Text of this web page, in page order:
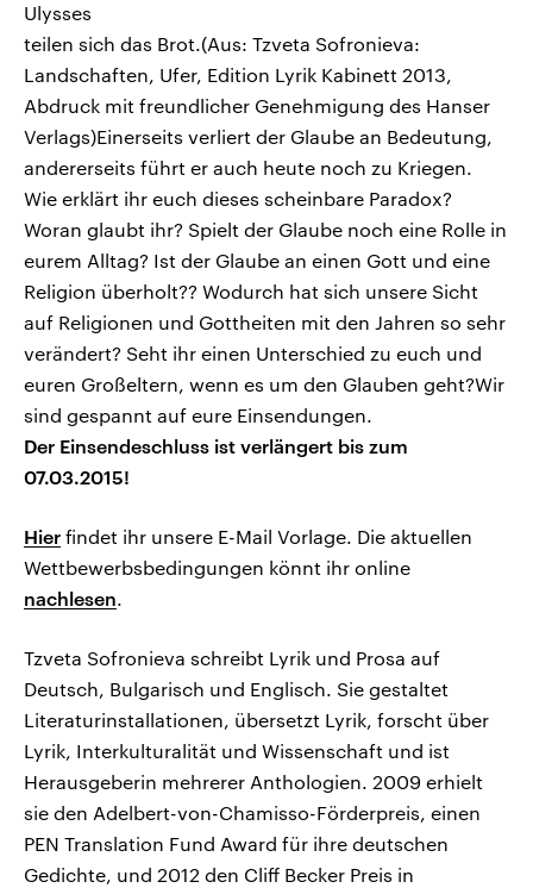
Ulysses
teilen sich das Brot.(Aus: Tzveta Sofronieva:
Landschaften, Ufer, Edition Lyrik Kabinett 2013,
Abdruck mit freundlicher Genehmigung des Hanser
Verlags)Einerseits verliert der Glaube an Bedeutung,
andererseits führt er auch heute noch zu Kriegen.
Wie erklärt ihr euch dieses scheinbare Paradox?
Woran glaubt ihr? Spielt der Glaube noch eine Rolle in
eurem Alltag? Ist der Glaube an einen Gott und eine
Religion überholt?? Wodurch hat sich unsere Sicht
auf Religionen und Gottheiten mit den Jahren so sehr
verändert? Seht ihr einen Unterschied zu euch und
euren Großeltern, wenn es um den Glauben geht?Wir
sind gespannt auf eure Einsendungen.
Der Einsendeschluss ist verlängert bis zum
07.03.2015!
Hier findet ihr unsere E-Mail Vorlage. Die aktuellen
Wettbewerbsbedingungen könnt ihr online
nachlesen.
Tzveta Sofronieva schreibt Lyrik und Prosa auf
Deutsch, Bulgarisch und Englisch. Sie gestaltet
Literaturinstallationen, übersetzt Lyrik, forscht über
Lyrik, Interkulturalität und Wissenschaft und ist
Herausgeberin mehrerer Anthologien. 2009 erhielt
sie den Adelbert-von-Chamisso-Förderpreis, einen
PEN Translation Fund Award für ihre deutschen
Gedichte, und 2012 den Cliff Becker Preis in